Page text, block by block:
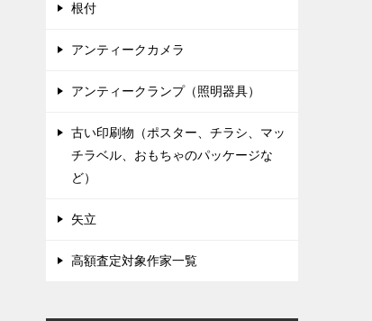
根付
アンティークカメラ
アンティークランプ（照明器具）
古い印刷物（ポスター、チラシ、マッ
チラベル、おもちゃのパッケージな
ど）
矢立
高額査定対象作家一覧